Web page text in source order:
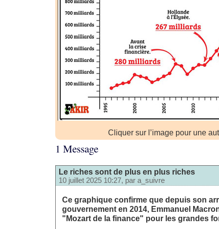
Cliquer sur l’image pour une
1 Message
Le riches sont de plus en plus riches
10 juillet 2025 10:27, par a_suivre
Ce graphique confirme que depuis son
gouvernement en 2014, Emmanuel
"Mozart de la finance" pour les grandes